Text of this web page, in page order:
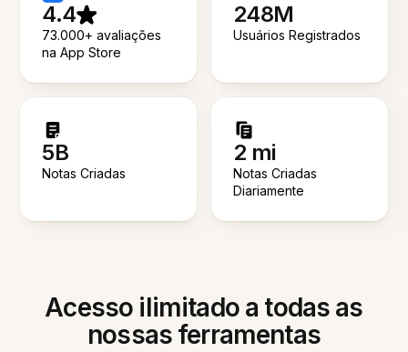
4.4
73.000+ avaliações
na App Store
248M
Usuários Registrados
5B
Notas Criadas
2 mi
Notas Criadas
Diariamente
Acesso ilimitado a todas as
nossas ferramentas